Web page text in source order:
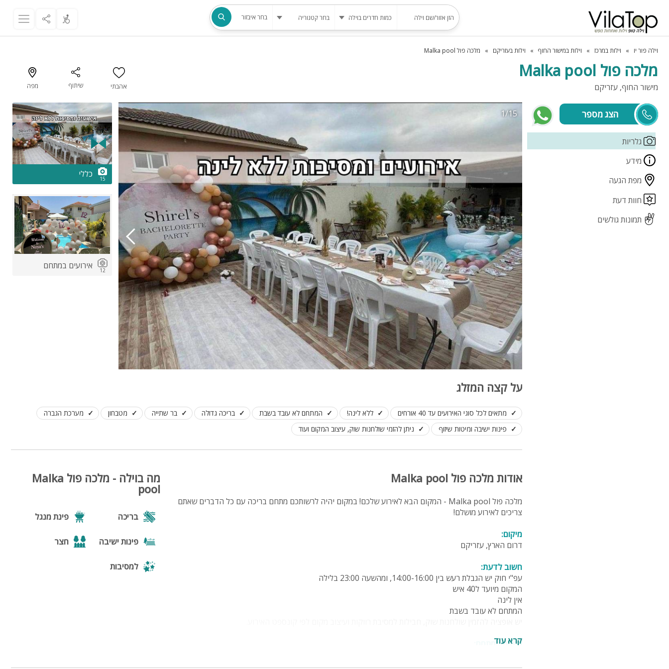
וילה פור יו וילות במרכז וילות במישור החוף וילות בעזריקם מלכה פול Malka pool
בחר איבזור
פינת מנגל
להשכרה
סאונה
קריוקי
גקוזי
שולחן סנוקר
פלייסטיישן
Xbox
ארוחת בוקר
שולחן פוקר
מקרן
גישה לנכים
קבוצות גדולות
בריכה מקורה
מטבח
wifi
נוף
מלכה פול Malka pool
מישור החוף, עזריקם אהבתי שיתוף מפה
מלכה
גלריות
מידע
מפת הגעה
חוות דעת
תמונות גולשים
1/15
2/15
15 כללי
12 אירועים במתחם
על קצה המזלג
מתאים לכל סוגי האירועים עד 40 אורחים ללא לינה! המתחם לא עובד בשבת בריכה גדולה בר שתייה מטבחון
מערכת הגברה
פינות ישיבה ומיטות שיזוף
ניתן להזמי שולחנות שוק, עיצוב המקום ועוד
אודות מלכה פול Malka pool
מלכה פול Malka pool - המקום הבא לאירוע שלכם! במקום יהיה לרשותכם מתחם בריכה עם כל הדברים שאתם
צריכים לאירוע מושלם!
מיקום:
דרום הארץ, עזריקם
חשוב לדעת:
עפ"י חוק יש הגבלת רעש בין 14:00-16:00, ומהשעה 23:00 בלילה
המקום מיועד ל40 איש
אין לינה
המתחם לא עובד בשבת
מפרט המתחם:
מטבחון עם משטח עבודה וכיור
קרא עוד
מה בוילה - מלכה פול Malka
pool
בריכה פינת מנגל
פינות ישיבה חצר
למסיבות